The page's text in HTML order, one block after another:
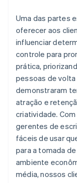
Uma das partes
oferecer aos
influenciar
controle para
prática,
pessoas de
demonstraram
atração e
criatividade.
gerentes de
fáceis de usar
para a tomada
ambiente
média, nossos